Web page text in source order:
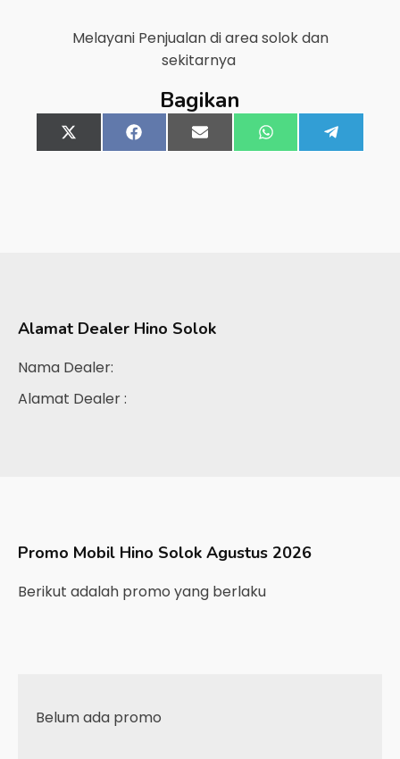
Melayani Penjualan di areasolokdan
sekitarnya
Bagikan
Share
on
X
(Twitter)
Share
on
FacebookShare
on
Email Share
on
WhatsApp
on
Alamat Dealer Hino Solok
Nama Dealer:
Alamat Dealer :
Promo Mobil Hino Solok Agustus 2026
Berikut adalah promo yang berlaku
Belum ada promo